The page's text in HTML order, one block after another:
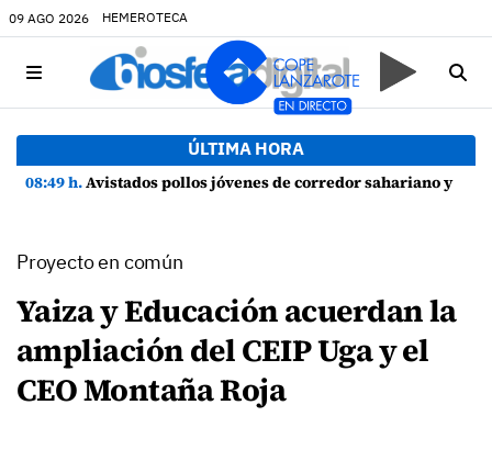
09 AGO 2026 HEMEROTECA
ÚLTIMA HORA
08:49 h.Avistados pollos jóvenes de corredor sahariano y episodios de cortejo de hubara cerca del rally de Lanzarote
Proyecto en común
Yaiza y Educación acuerdan la
ampliación del CEIP Uga y el
CEO Montaña Roja